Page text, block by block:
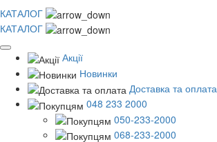
КАТАЛОГ
КАТАЛОГ
Акції
Новинки
Доставка та оплата
048 233 2000
050-233-2000
068-233-2000